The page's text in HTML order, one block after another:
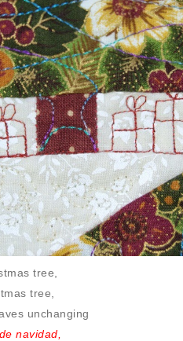
tree,
tree,
unchanging
navidad,